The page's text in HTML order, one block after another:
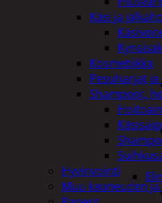
Käsi ja
Kosmetiikka
Pesuharjat ja
Shampoot,
Hyvinvointi
Muu kauneuden